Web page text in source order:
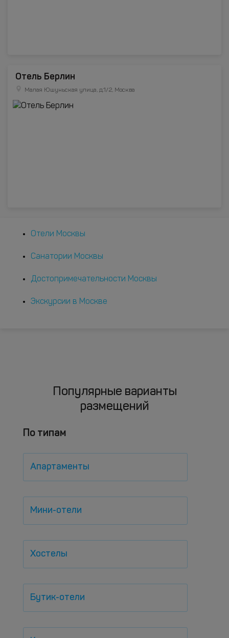
Отель Берлин
Малая Юшуньская улица, д.1/2, Москва
Отели Москвы
Санатории Москвы
Достопримечательности Москвы
Экскурсии в Москве
Популярные варианты
размещений
По типам
Апартаменты
Мини-отели
Хостелы
Бутик-отели